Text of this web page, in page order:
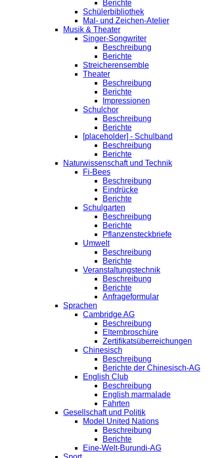
Berichte
Schülerbibliothek
Mal- und Zeichen-Atelier
Musik & Theater
Singer-Songwriter
Beschreibung
Berichte
Streicherensemble
Theater
Beschreibung
Berichte
Impressionen
Schulchor
Beschreibung
Berichte
[placeholder] - Schulband
Beschreibung
Berichte
Naturwissenschaft und Technik
Fi-Bees
Beschreibung
Eindrücke
Berichte
Schulgarten
Beschreibung
Berichte
Pflanzensteckbriefe
Umwelt
Beschreibung
Berichte
Veranstaltungstechnik
Beschreibung
Berichte
Anfrageformular
Sprachen
Cambridge AG
Beschreibung
Elternbroschüre
Zertifikatsüberreichungen
Chinesisch
Beschreibung
Berichte der Chinesisch-AG
English Club
Beschreibung
English marmalade
Fahrten
Gesellschaft und Politik
Model United Nations
Beschreibung
Berichte
Eine-Welt-Burundi-AG